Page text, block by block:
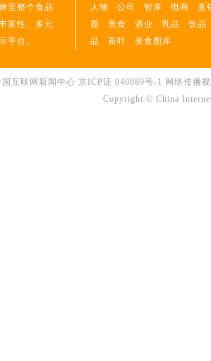
至整个食品
富性、多元
平台。
人物 公司 智库 电商
直
题
美食 酒业 乳品
饮品
品
茶叶 美食图库
互联网新闻中心 京ICP证 040089号-1 网络传播
Copyright © China